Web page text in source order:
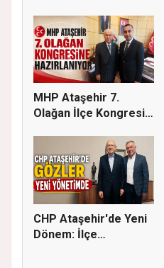
MHP Ataşehir 7.
Olağan İlçe Kongresi
CHP Ataşehir'de Yeni
Dönem: İlçe